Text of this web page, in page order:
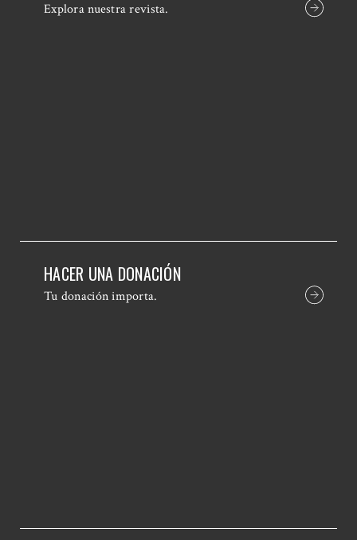
Explora nuestra revista.
HACER UNA DONACIÓN
Tu donación importa.